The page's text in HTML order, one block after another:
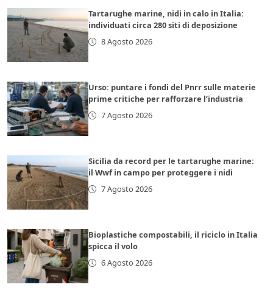
Tartarughe marine, nidi in calo in Italia:
individuati circa 280 siti di deposizione
8 Agosto 2026
Urso: puntare i fondi del Pnrr sulle materie
prime critiche per rafforzare l’industria
7 Agosto 2026
Sicilia da record per le tartarughe marine:
il Wwf in campo per proteggere i nidi
7 Agosto 2026
Bioplastiche compostabili, il riciclo in Italia
spicca il volo
6 Agosto 2026